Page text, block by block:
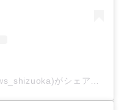
東レアローズ 静岡(@torayarrows_shizuoka)がシェアした投稿